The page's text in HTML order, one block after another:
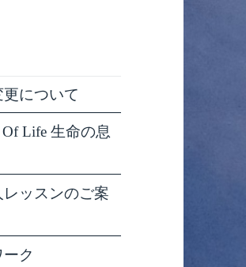
更について
Life 生命の息
ッスンのご案
ク